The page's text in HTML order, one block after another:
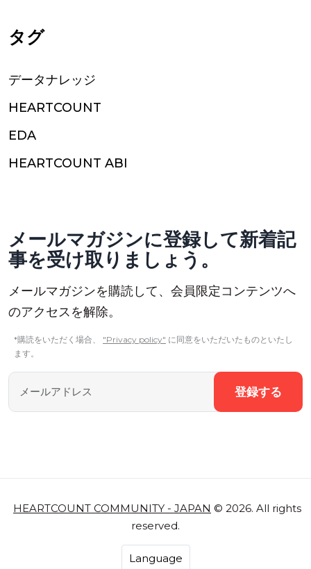
タグ
データナレッジ
HEARTCOUNT
EDA
HEARTCOUNT ABI
メールマガジンに登録して新着記
事を受け取りましょう。
メールマガジンを購読して、会員限定コンテンツへ
のアクセスを解除。
*購読をいただく場合、 "Privacy policy" に同意をいただいたものといたし
ます。
登録する
HEARTCOUNT COMMUNITY - JAPAN © 2026. All rights
reserved.